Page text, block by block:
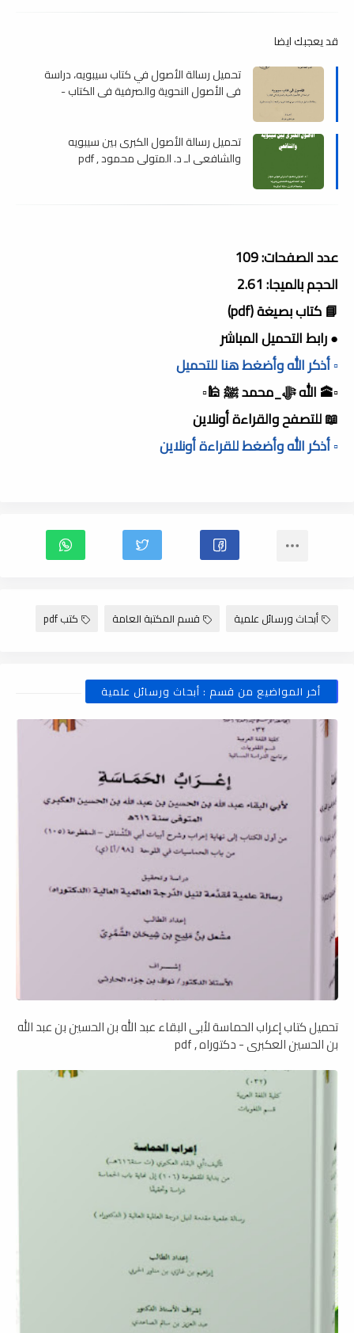
قد يعجبك ايضا
تحميل رسالة الأصول في كتاب سيبويه، دراسة
في الأصول النحوية والصرفية في الكتاب -
تحميل رسالة الأصول الكبرى بين سيبويه
والشافعي لـ د. المتولى محمود , pdf
عدد الصفحات: 109
الحجم بالميجا: 2.61
📘 كتاب بصيغة (pdf)
● رابط التحميل المباشر
▫️ أذكر الله وأضغط هنا للتحميل
▫️🕋 الله ﷻ_محمد ﷺ 🕌▫️
📖 للتصفح والقراءة أونلاين
▫️ أذكر الله وأضغط للقراءة أونلاين
أبحاث ورسائل علمية قسم المكتبة العامة كتب pdf
أخر المواضيع من قسم : أبحاث ورسائل علمية
تحميل كتاب إعراب الحماسة لأبى البقاء عبد الله بن الحسين بن عبد الله
بن الحسين العكبرى - دكتوراه , pdf